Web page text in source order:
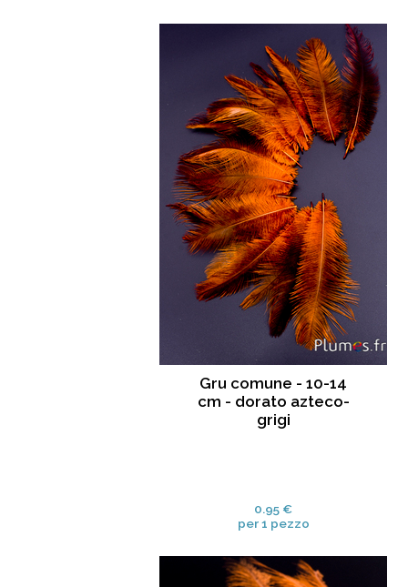
Gru comune - 10-14
cm - dorato azteco-
grigi
0.95 €
per 1 pezzo